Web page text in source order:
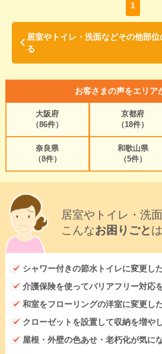
1
居室やトイレ・洗面などその他部
る
お客さまの声をエリア
大阪府
（86件）
京都府
（18件）
奈良県
（8件）
和歌山県
（5件）
居室やトイレ・洗
こんなお困りごと
シャワー付きの節水トイレに変更し
介護保険を使ってバリアフリー対応
和室をフローリングの洋室に変更し
クローゼットを設置して収納を増や
屋根・外壁の色あせ・老朽化が気に